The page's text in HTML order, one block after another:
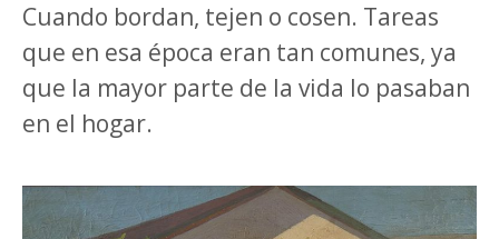
Cuando bordan, tejen o cosen. Tareas
que en esa época eran tan comunes, ya
que la mayor parte de la vida lo pasaban
en el hogar.